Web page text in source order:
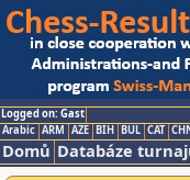
Logged on: Gast
Arabic ARM AZE BIH BUL CAT
Domů Databáze